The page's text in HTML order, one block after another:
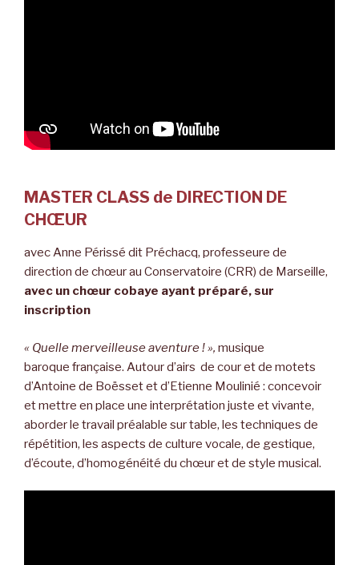
MASTER CLASS de DIRECTION DE
CHŒUR
avec Anne Périssé dit Préchacq, professeure de
direction de chœur au Conservatoire (CRR) de Marseille,
avec un chœur cobaye ayant préparé, sur
inscription
« Quelle merveilleuse aventure ! », musique
baroque française. Autour d’airs de cour et de motets
d’Antoine de Boësset et d’Etienne Moulinié : concevoir
et mettre en place une interprétation juste et vivante,
aborder le travail préalable sur table, les techniques de
répétition, les aspects de culture vocale, de gestique,
d’écoute, d’homogénéité du chœur et de style musical.